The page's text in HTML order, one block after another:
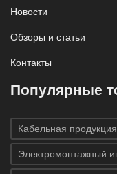
Новости
Обзоры и статьи
Контакты
Популярные
Кабельная продукция
Электромонтажный